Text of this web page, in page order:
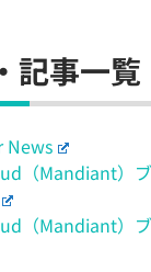
記事一覧
News
（Mandiant）
（Mandiant）